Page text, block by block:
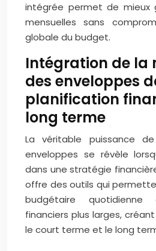
intégrée permet de mieux
mensuelles sans
globale du budget.
Intégration de la
des enveloppes
planification
long terme
La véritable puissance
enveloppes se révèle
dans une stratégie
offre des outils qui
budgétaire
financiers plus larges,
le court terme et le long